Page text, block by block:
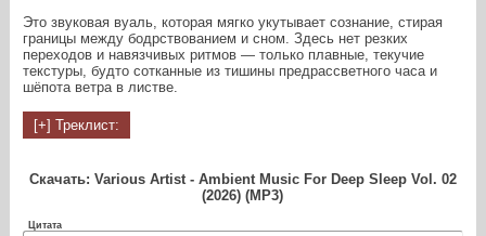
Это звуковая вуаль, которая мягко укутывает сознание, стирая
границы между бодрствованием и сном. Здесь нет резких
переходов и навязчивых ритмов — только плавные, текучие
текстуры, будто сотканные из тишины предрассветного часа и
шёпота ветра в листве.
Скачать: Various Artist - Ambient Music For Deep Sleep Vol. 02
(2026) (MP3)
Цитата